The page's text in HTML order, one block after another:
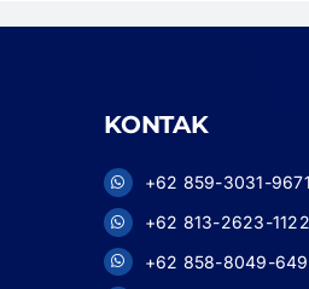
KONTAK
+62 859-3031-
+62 813-2623-
+62 858-8049-